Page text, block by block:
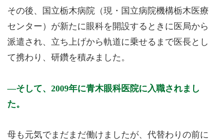
その後、国立栃木病院（現・国立病院機構栃木医療
センター）が新たに眼科を開設するときに医局から
派遣され、立ち上げから軌道に乗せるまで医長とし
て携わり、研鑽を積みました。
そして、2009年に青木眼科医院に入職されまし
た。
母も元気でまだまだ働けましたが、代替わりの前に